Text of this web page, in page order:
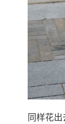
同样花